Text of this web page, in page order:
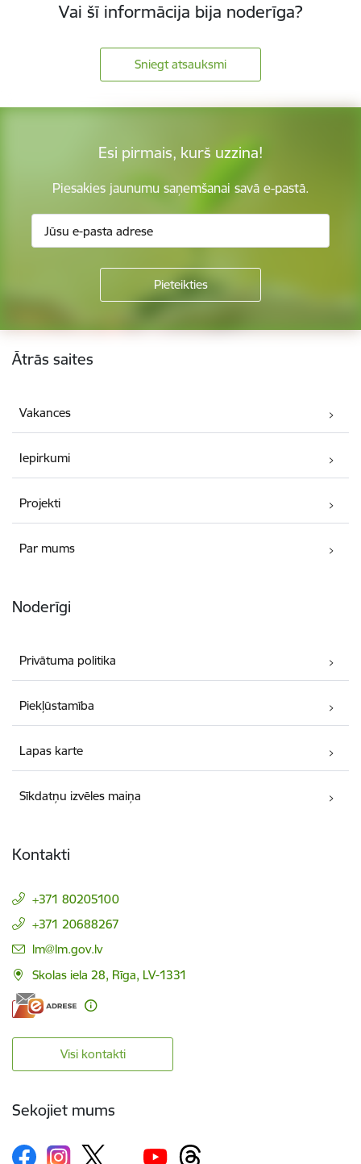
Vai šī informācija bija noderīga?
Sniegt atsauksmi
Esi pirmais, kurš uzzina!
Piesakies jaunumu saņemšanai savā e-pastā.
Kājene
Ātrās saites
Vakances
Iepirkumi
Projekti
Par mums
Noderīgi
Privātuma politika
Piekļūstamība
Lapas karte
Sīkdatņu izvēles maiņa
Kontakti
+371 80205100
+371 20688267
E-pasts:
lm@lm.gov.lv
Skolas iela 28, Rīga, LV-1331
Visi kontakti
Sekojiet mums